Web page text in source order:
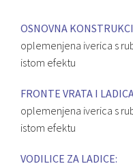
OSNOVNA
oplemenjena iverica s
istom efektu
FRONTE VRATA I
oplemenjena iverica s
istom efektu
VODILICE ZA LADICE: